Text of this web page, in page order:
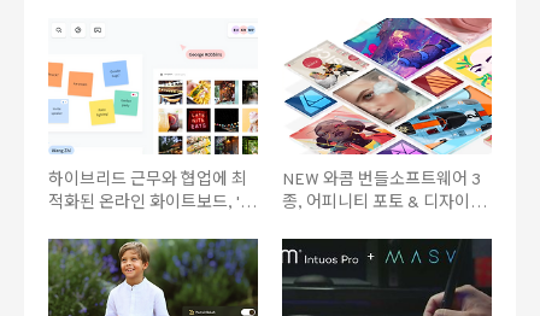
하이브리드 근무와 협업에 최
적화된 온라인 화이트보드, '블
NEW 와콤 번들소프트웨어 3
종, 어피니티 포토 & 디자이너